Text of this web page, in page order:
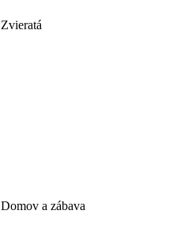
Zvieratá
Domov a zábava